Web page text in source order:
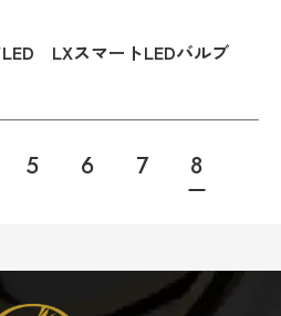
LXスマートLEDバルブ
5 6 7 8